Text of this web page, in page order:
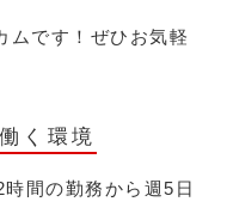
ムです！ぜひお気軽
く環境
間の勤務から週5日